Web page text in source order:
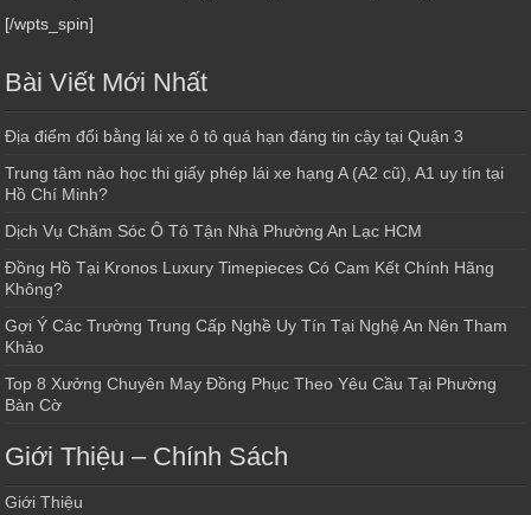
[/wpts_spin]
Bài Viết Mới Nhất
Địa điểm đổi bằng lái xe ô tô quá hạn đáng tin cậy tại Quận 3
Trung tâm nào học thi giấy phép lái xe hạng A (A2 cũ), A1 uy tín tại
Hồ Chí Minh?
Dịch Vụ Chăm Sóc Ô Tô Tận Nhà Phường An Lạc HCM
Đồng Hồ Tại Kronos Luxury Timepieces Có Cam Kết Chính Hãng
Không?
Gợi Ý Các Trường Trung Cấp Nghề Uy Tín Tại Nghệ An Nên Tham
Khảo
Top 8 Xưởng Chuyên May Đồng Phục Theo Yêu Cầu Tại Phường
Bàn Cờ
Giới Thiệu – Chính Sách
Giới Thiệu